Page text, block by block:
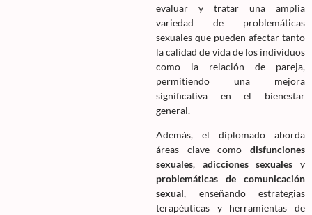
evaluar y tratar una amplia
variedad de problemáticas
sexuales que pueden afectar tanto
la calidad de vida de los individuos
como la relación de pareja,
permitiendo una mejora
significativa en el bienestar
general.
Además, el diplomado aborda
áreas clave como disfunciones
sexuales, adicciones sexuales y
problemáticas de comunicación
sexual, enseñando estrategias
terapéuticas y herramientas de